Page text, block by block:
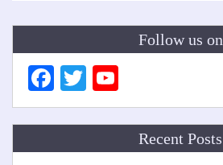
Follow us on
Facebook
Twitter
Channel
Recent Posts